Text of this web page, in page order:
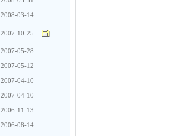
2008-03-14
2007-10-25
2007-05-28
2007-05-12
2007-04-10
2007-04-10
2006-11-13
2006-08-14